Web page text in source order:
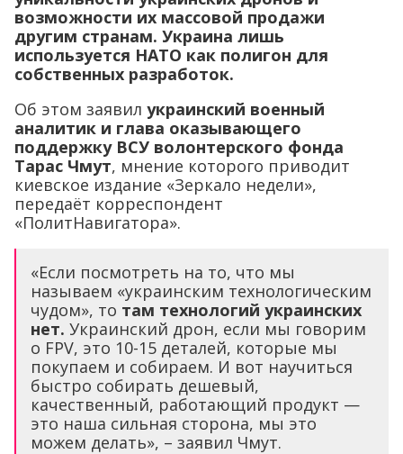
возможности их массовой продажи
другим странам. Украина лишь
используется НАТО как полигон для
собственных разработок.
Об этом заявил украинский военный
аналитик и глава оказывающего
поддержку ВСУ волонтерского фонда
Тарас Чмут, мнение которого приводит
киевское издание «Зеркало недели»,
передаёт корреспондент
«ПолитНавигатора».
«Если посмотреть на то, что мы
называем «украинским технологическим
чудом», то там технологий украинских
нет. Украинский дрон, если мы говорим
о FPV, это 10-15 деталей, которые мы
покупаем и собираем. И вот научиться
быстро собирать дешевый,
качественный, работающий продукт —
это наша сильная сторона, мы это
можем делать», – заявил Чмут.